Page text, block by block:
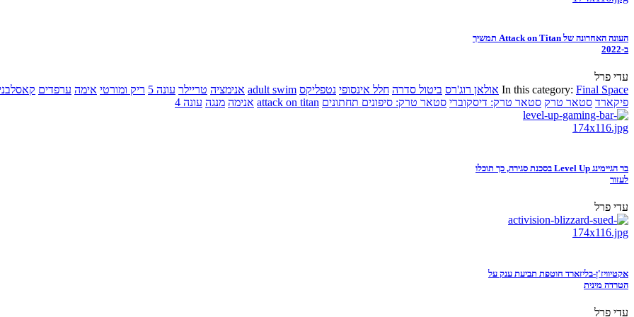
העונה האחרונה של Attack on Titan תמשיך
ב-2022
עדי פרל
In this category: Final Space אולאן רוג'רס ביטול סדרה חלל אינסופי נטפליקס adult swim אנימציה טריילר עונה 5 ריק ומורטי אימה ערפדים
פיקארד סטאר טרק סטאר טרק: דיסקוברי סטאר טרק: סיפונים תחתונים attack on titan אנימה מנגה עונה 4
בר הגיימינג Level Up בסכנת סגירה, כך תוכלו
לעזור
עדי פרל
אקטיוויז'ן-בליזארד חוטפת תביעת ענק על
הטרדה מינית
עדי פרל